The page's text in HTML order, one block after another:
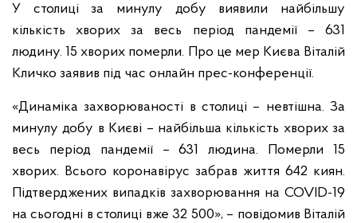
У столиці за минулу добу виявили найбільшу
кількість хворих за весь період пандемії – 631
людину. 15 хворих померли. Про це мер Києва Віталій
Кличко заявив під час онлайн прес-конференції.
«Динаміка захворюваності в столиці – невтішна. За
минулу добу в Києві – найбільша кількість хворих за
весь період пандемії – 631 людина. Померли 15
хворих. Всього коронавірус забрав життя 642 киян.
Підтверджених випадків захворювання на COVID-19
на сьогодні в столиці вже 32 500», – повідомив Віталій